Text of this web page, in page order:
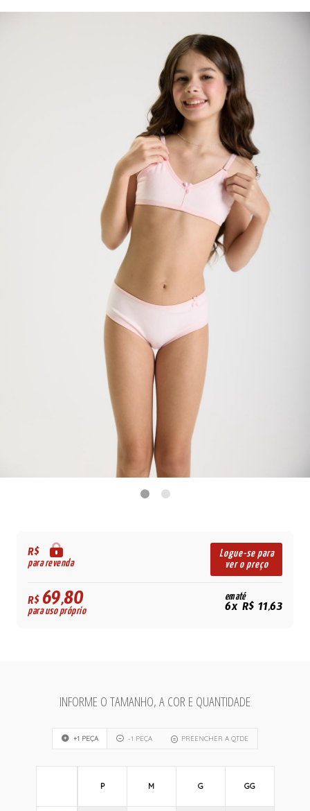
R$
para revenda
Logue-se para
ver o preço
R$69,80
para uso próprio
em até
6x R$ 11,63
INFORME O TAMANHO, A COR E QUANTIDADE
+1 PEÇA -1 PEÇA PREENCHER A QTDE
P M G GG